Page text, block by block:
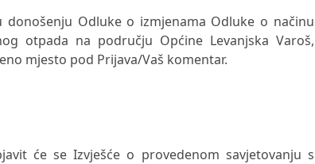
Odluke o izmjenama Odluke o načinu
otpada na području Općine Levanjska Varoš,
mjesto pod Prijava/Vaš komentar.
će se Izvješće o provedenom savjetovanju s